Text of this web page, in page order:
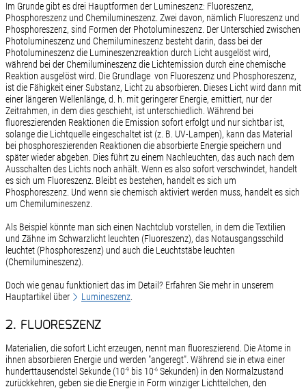
Im Grunde gibt es drei Hauptformen der Lumineszenz: Fluoreszenz,
Phosphoreszenz und Chemilumineszenz. Zwei davon, nämlich Fluoreszenz und
Phosphoreszenz, sind Formen der Photolumineszenz. Der Unterschied zwischen
Photolumineszenz und Chemilumineszenz besteht darin, dass bei der
Photolumineszenz die Lumineszenzreaktion durch Licht ausgelöst wird,
während bei der Chemilumineszenz die Lichtemission durch eine chemische
Reaktion ausgelöst wird. Die Grundlage von Fluoreszenz und Phosphoreszenz,
ist die Fähigkeit einer Substanz, Licht zu absorbieren. Dieses Licht wird dann mit
einer längeren Wellenlänge, d. h. mit geringerer Energie, emittiert, nur der
Zeitrahmen, in dem dies geschieht, ist unterschiedlich. Während bei
fluoreszierenden Reaktionen die Emission sofort erfolgt und nur sichtbar ist,
solange die Lichtquelle eingeschaltet ist (z. B. UV-Lampen), kann das Material
bei phosphoreszierenden Reaktionen die absorbierte Energie speichern und
später wieder abgeben. Dies führt zu einem Nachleuchten, das auch nach dem
Ausschalten des Lichts noch anhält. Wenn es also sofort verschwindet, handelt
es sich um Fluoreszenz. Bleibt es bestehen, handelt es sich um
Phosphoreszenz. Und wenn sie chemisch aktiviert werden muss, handelt es sich
um Chemilumineszenz.
Als Beispiel könnte man sich einen Nachtclub vorstellen, in dem die Textilien
und Zähne im Schwarzlicht leuchten (Fluoreszenz), das Notausgangsschild
leuchtet (Phosphoreszenz) und auch die Leuchtstäbe leuchten
(Chemilumineszenz).
Doch wie genau funktioniert das im Detail? Erfahren Sie mehr in unserem
Hauptartikel über
Lumineszenz.
2. FLUORESZENZ
Materialien, die sofort Licht erzeugen, nennt man fluoreszierend. Die Atome in
ihnen absorbieren Energie und werden "angeregt". Während sie in etwa einer
hunderttausendstel Sekunde (10-9bis 10-6Sekunden) in den Normalzustand
zurückkehren, geben sie die Energie in Form winziger Lichtteilchen, den